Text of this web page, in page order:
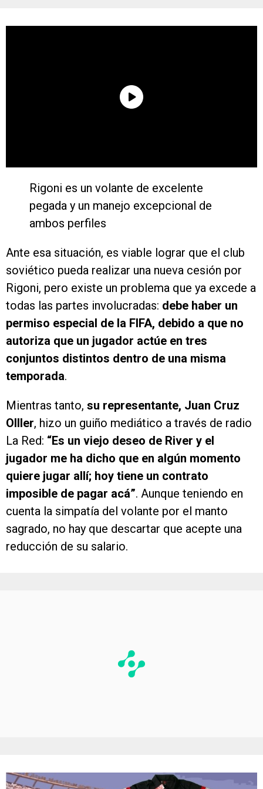
Rigoni es un volante de excelente
pegada y un manejo excepcional de
ambos perfiles
Ante esa situación, es viable lograr que el club
soviético pueda realizar una nueva cesión por
Rigoni, pero existe un problema que ya excede a
todas las partes involucradas: debe haber un
permiso especial de la FIFA, debido a que no
autoriza que un jugador actúe en tres
conjuntos distintos dentro de una misma
temporada.
Mientras tanto, su representante, Juan Cruz
Olller, hizo un guiño mediático a través de radio
La Red: “Es un viejo deseo de River y el
jugador me ha dicho que en algún momento
quiere jugar allí; hoy tiene un contrato
imposible de pagar acá”. Aunque teniendo en
cuenta la simpatía del volante por el manto
sagrado, no hay que descartar que acepte una
reducción de su salario.